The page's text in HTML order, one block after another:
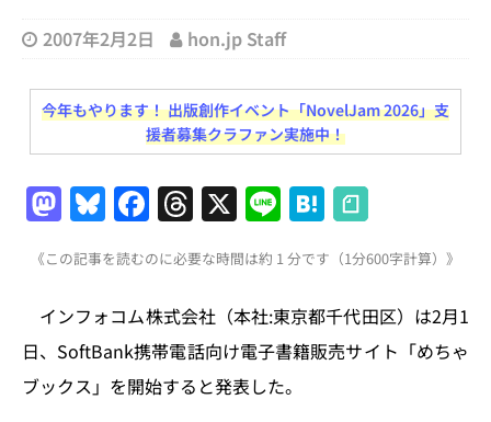
2007年2月2日 hon.jp Staff
今年もやります！ 出版創作イベント「NovelJam 2026」支
援者募集クラファン実施中！
M
a
st
o
d
o
Bl
u
e
s
k
y
F
a
c
e
b
o
T
h
re
a
d
s
X Li
n
e
H
at
e
n
a
《この記事を読むのに必要な時間は約 1 分です（1分600字計算）》
インフォコム株式会社（本社:東京都千代田区）は2月1
日、SoftBank携帯電話向け電子書籍販売サイト「めちゃ
ブックス」を開始すると発表した。